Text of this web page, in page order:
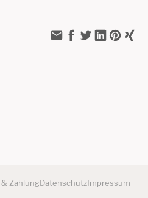
ZahlungDatenschutzImpressum